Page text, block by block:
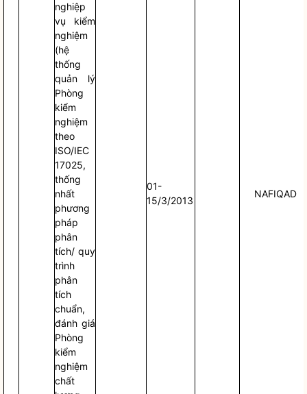
nghiệp
vụ kiểm
nghiệm
(hệ
thống
quản lý
Phòng
kiểm
nghiệm
theo
ISO/IEC
17025,
thống
nhất
phương
pháp
phân
tích/ quy
trình
phân
tích
chuẩn,
đánh giá
Phòng
kiểm
nghiệm
chất
01-
15/3/2013
NAFIQAD